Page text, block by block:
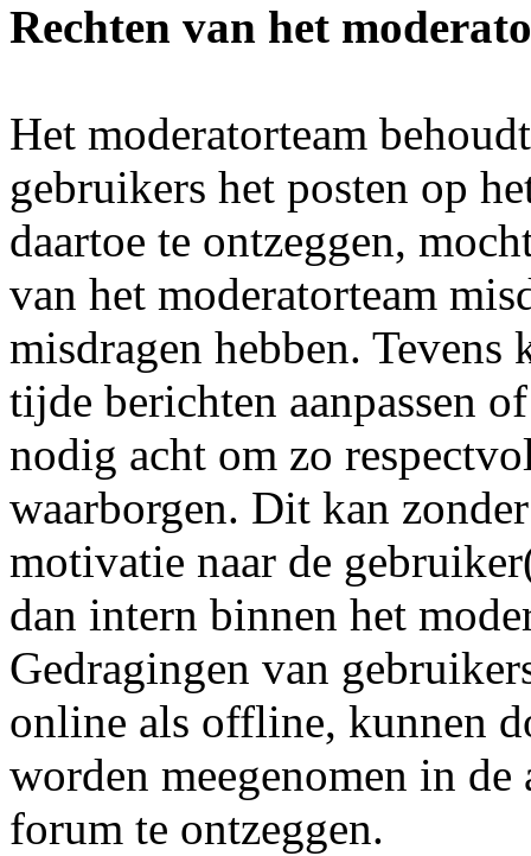
Rechten van het
Het moderatorteam
gebruikers het posten op
daartoe te ontzeggen,
van het moderatorteam
misdragen hebben. Tevens
tijde berichten aanpassen
nodig acht om zo
waarborgen. Dit kan
motivatie naar de
dan intern binnen het
Gedragingen van
online als offline, kunnen
worden meegenomen in
forum te ontzeggen.